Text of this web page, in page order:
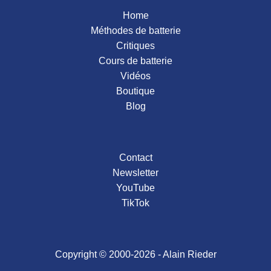
Home
Méthodes de batterie
Critiques
Cours de batterie
Vidéos
Boutique
Blog
Contact
Newsletter
YouTube
TikTok
Copyright © 2000-2026 - Alain Rieder